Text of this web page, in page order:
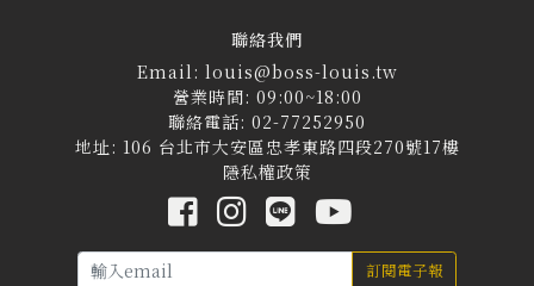
聯絡我們
Email: louis@boss-louis.tw
營業時間: 09:00~18:00
聯絡電話: 02-77252950
地址: 106 台北市大安區忠孝東路四段270號17樓
隱私權政策
訂閱電子報